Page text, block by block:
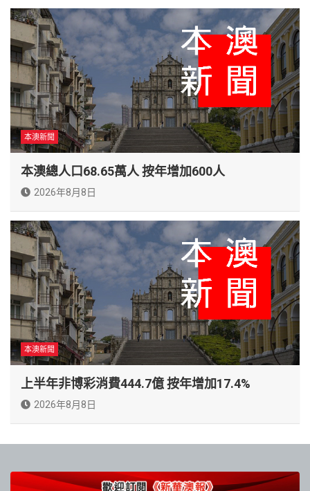
本澳新聞
本澳總人口68.65萬人 按年增加600人
2026年8月8日
本澳新聞
上半年非博彩消費444.7億 按年增加17.4%
2026年8月8日